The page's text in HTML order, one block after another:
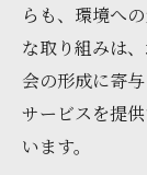
太白区
果とは
地域
家
らも、環境へ
な取り組みは
会の形成に寄
サービスを提
います。